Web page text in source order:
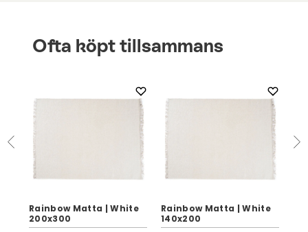
Ofta köpt tillsammans
Rainbow Matta | White
200x300
Rainbow Matta | White
140x200